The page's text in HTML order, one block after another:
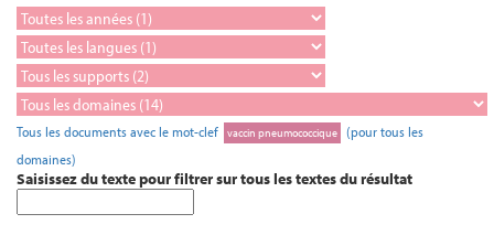
Tous les documents avec le mot-clef vaccin pneumococcique (pour tous les
domaines)
Saisissez du texte pour filtrer sur tous les textes du résultat